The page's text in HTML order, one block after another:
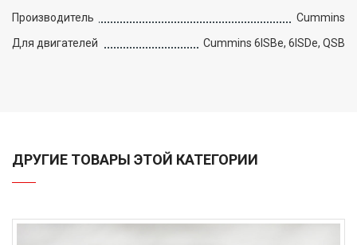
Производитель
Cummins
Для двигателей
Cummins 6ISBe, 6ISDe, QSB
ДРУГИЕ ТОВАРЫ ЭТОЙ КАТЕГОРИИ